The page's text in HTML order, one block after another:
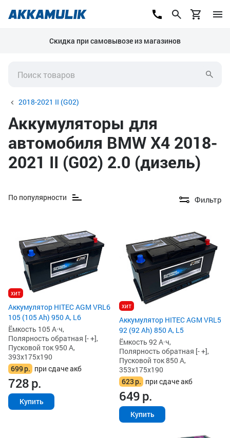
Скидка при самовывозе из магазинов
2018-2021 II (G02)
Аккумуляторы для
автомобиля BMW X4 2018-
2021 II (G02) 2.0 (дизель)
По популярности Фильтр
хит
Аккумулятор HITEC AGM VRL6
105 (105 Ah) 950 А, L6
Ёмкость 105 А·ч,
Полярность обратная [- +],
Пусковой ток 950 А,
393x175x190
699р. при сдаче акб
728р.
Купить
хит
Аккумулятор HITEC AGM VRL5
92 (92 Ah) 850 А, L5
Ёмкость 92 А·ч,
Полярность обратная [- +],
Пусковой ток 850 А,
353x175x190
623р. при сдаче акб
649р.
Купить